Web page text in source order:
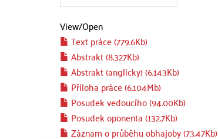
View/Open
Text práce (779.6Kb)
Abstrakt (8.327Kb)
Abstrakt (anglicky) (6.143Kb)
Příloha práce (6.104Mb)
Posudek vedoucího (94.00Kb)
Posudek oponenta (132.7Kb)
Záznam o průběhu obhajoby (73.47Kb)